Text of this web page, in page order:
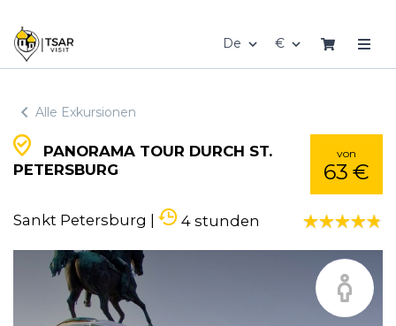
De €
Alle Exkursionen
PANORAMA TOUR DURCH ST.
PETERSBURG
von
63 €
Sankt Petersburg | 4 stunden